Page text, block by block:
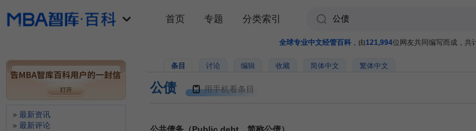
全球专业中文经管百科 ，由121,994位网友共同编写而成，共
条目 讨论 编辑 收藏 简体中文 繁体中文
公债 用手机看条目
首页 专题 分类索引
最新资讯
最新评论